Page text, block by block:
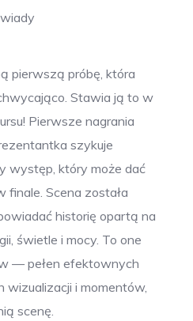
pierwszą próbę, która
Stawia ją to w
Pierwsze nagrania
szykuje
występ, który może dać
Scena została
historię opartą na
świetle i mocy. To one
— pełen efektownych
wizualizacji i momentów,
scenę.